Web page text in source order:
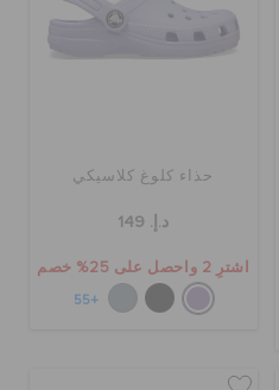
حذاء كلوغ كلاسيكي
د.إ. 149
اشترِ 2 واحصل على 25% خصم
+55